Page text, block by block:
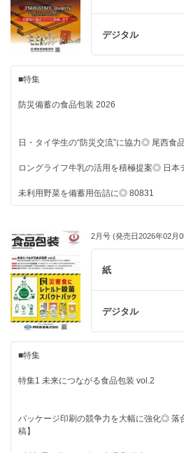
■NEWS & TOPICS
ツバサ
友桝飲料
技術士包装物流会
日本包装機械工業会
技術士包装物流会／日本包装専士会
業界ウォッチャーズ
包装タイムスダイジェスト
月刊非食品包装
購読申込書
包装から見たバイオプラスチック関連企業
ド
マスバランス方式 ◎ 松田修成
■NEWS & TOPICS
日本コカ&#183;コーラ
DAY TO LIFE
千寿庵製菓
ガラスびんアワード2026
発泡スチレンシート工業会
日本スチレン工業会
■その他
業界ウォッチャーズ
月刊非食品包装
購読申込書
編集後記 & 次号予定
食感や香ばしさだけじゃないあられの役割
庶民文化の図像学
おでん ◎ 町田忍
その工夫、届きました ◎筒巳素
ポテサラの下処理の手間を解消
■包装トレンド東西南北
◎ キンレイ
■連載
奥の包装(ほそ)道ー法改正やリサイクル課題
国内外のプラリサイクル関連法 ◎ 成田淳一
心ときめく「平成レトロ」 ◎ 田原未沙記
「深煎りごまドレッシング」
1000mL商品でプラボトルから紙パックへ
■包装トレンド東西南北
◎ UHA味覚糖
■FPレポート
“アール・ブリュット”をパッケージに ◎竹
伝統工芸を支えてきた金銀紙を世界へ ◎ 市
稿】
企業版ふるさと納税で大臣表彰 ◎ 寿精版印
国際的視点などで多岐に講義 ◎ 3R推進団体
■話題ワールドワイド
ワインの国際展が5月に香港で
◎ ヴィネクスポ・アジア2026（香港）
デジタル
■特集
防災備蓄の食品包装 2026
日・タイ学生の“防災交流”に協力◎ 尾西食品
ロングライフ牛乳の活用を積極提案◎ 日本
未利用野菜を備蓄用缶詰に◎ 80831
紀州南高梅を活用した缶入り2商品◎ 永岡食
■CLOSE UP
「おいしいの見つけ方」
ブック形状パッケージの“体験型”レトルト
■需要トレンド最前線
新ブランドは“違和感”で攻める
■包装トレンド東西南北
2月号 (発売日2026年02月
紙
デジタル
■特集
特集1 未来につながる食品包装 vol.2
パッケージ印刷の競争力を大幅に強化◎ 落
稿】